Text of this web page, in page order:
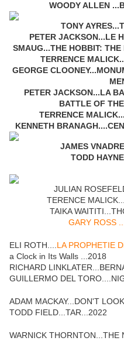
WOODY ALLEN
TONY
PETER JACKSON...LE
SMAUG...THE HOBBIT:
TERRENCE
GEORGE
PETER JACKSON...LA
BATTLE OF
TERRENCE
KENNETH
JAMES
TODD
JULIAN
TERENCE
TAIKA
GARY ROSS
ELI ROTH.... LA PROPHETIE
a Clock in Its Walls ...2018
RICHARD
GUILLERMO DEL
ADAM MACKAY...DON'T
TODD FIELD...TAR...2022
WARNICK THORNTON...THE